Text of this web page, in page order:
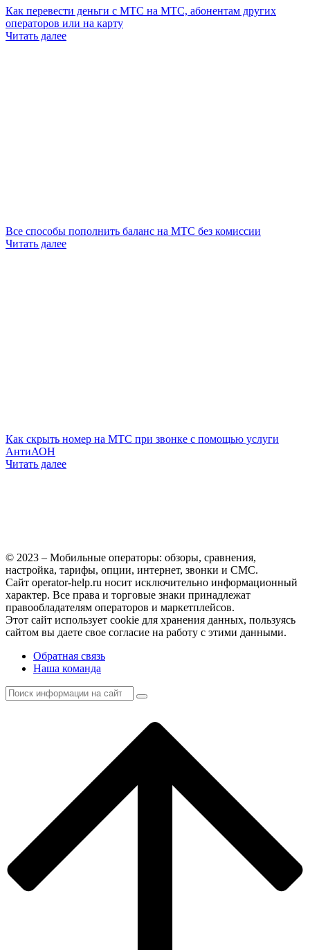
Как перевести деньги с МТС на МТС, абонентам других
операторов или на карту
Читать далее
Все способы пополнить баланс на МТС без комиссии
Читать далее
Как скрыть номер на МТС при звонке с помощью услуги
АнтиАОН
Читать далее
© 2023 – Мобильные операторы: обзоры, сравнения,
настройка, тарифы, опции, интернет, звонки и СМС.
Сайт operator-help.ru носит исключительно информационный
характер. Все права и торговые знаки принадлежат
правообладателям операторов и маркетплейсов.
Этот сайт использует cookie для хранения данных, пользуясь
сайтом вы даете свое согласие на работу с этими данными.
Обратная связь
Наша команда